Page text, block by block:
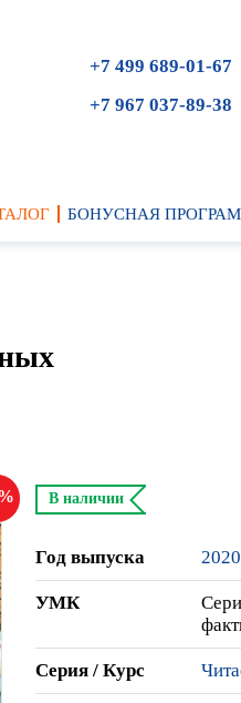
+7 499 689-01-67
+7 967 037-89-38
БОНУСНАЯ
В наличии
Год выпуска 2020
УМК
Серия / Курс